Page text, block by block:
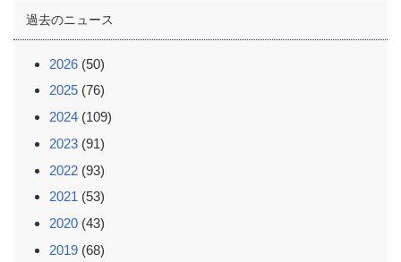
過去のニュース
2026 (50)
2025 (76)
2024 (109)
2023 (91)
2022 (93)
2021 (53)
2020 (43)
2019 (68)